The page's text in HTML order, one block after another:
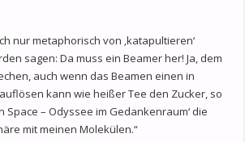
nur metaphorisch von ‚katapultieren‘
sagen: Da muss ein Beamer her! Ja, dem
auch wenn das Beamen einen in
kann wie heißer Tee den Zucker, so
Space – Odyssee im Gedankenraum‘ die
mit meinen Molekülen.“